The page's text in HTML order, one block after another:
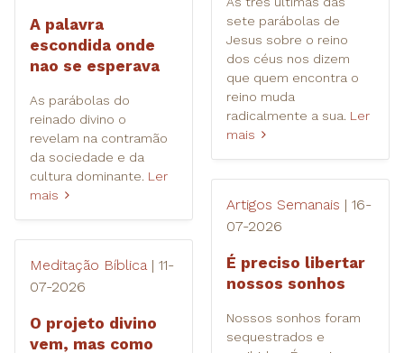
sete parábolas de
Jesus sobre o reino
dos céus nos dizem
que quem encontra o
reino muda
radicalmente a sua. Ler
mais
A palavra
escondida onde
nao se esperava
As parábolas do
reinado divino o
revelam na contramão
da sociedade e da
cultura dominante. Ler
mais
Artigos Semanais | 16-
07-2026
É preciso libertar
nossos sonhos
Nossos sonhos foram
sequestrados e
Meditação Bíblica | 11-
07-2026
O projeto divino
vem, mas como